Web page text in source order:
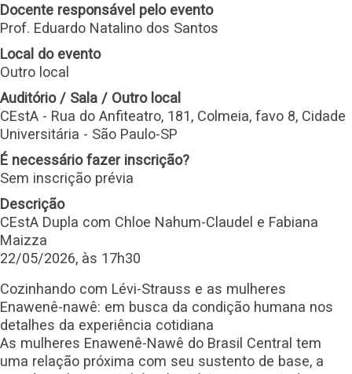
Docente responsável pelo evento
Prof. Eduardo Natalino dos Santos
Local do evento
Outro local
Auditório / Sala / Outro local
CEstA - Rua do Anfiteatro, 181, Colmeia, favo 8, Cidade
Universitária - São Paulo-SP
É necessário fazer inscrição?
Sem inscrição prévia
Descrição
CEstA Dupla com Chloe Nahum-Claudel e Fabiana
Maizza
22/05/2026, às 17h30
Cozinhando com Lévi-Strauss e as mulheres
Enawenê-nawê: em busca da condição humana nos
detalhes da experiência cotidiana
As mulheres Enawenê-Nawê do Brasil Central tem
uma relação próxima com seu sustento de base, a